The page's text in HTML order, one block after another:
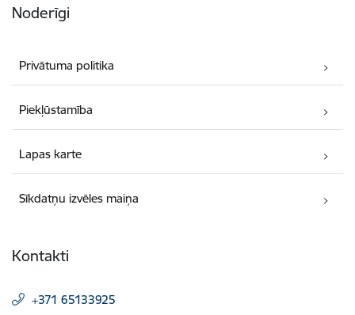
Noderīgi
Privātuma politika
Piekļūstamība
Lapas karte
Sīkdatņu izvēles maiņa
Kontakti
+371 65133925